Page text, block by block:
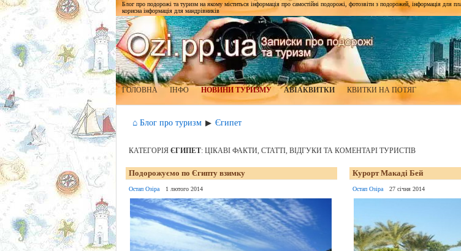
Блог про подорожі та туризм на якому міститься інформація про самостійні подорожі, фотозвіти з подорожей, інформація для
корисна інформація для мандрівників
ГОЛОВНА ІНФО НОВИНИ ТУРИЗМУ АВІАКВИТКИ КВИТКИ НА ПОТЯГ
⌂ Блог про туризм ▶ Єгипет
КАТЕГОРІЯ ЄГИПЕТ: ЦІКАВІ ФАКТИ, СТАТТІ, ВІДГУКИ ТА КОМЕНТАРІ ТУРИСТІВ
Подорожуємо по Єгипту взимку
Остап Озіра 1 лютого 2014
Курорт Макаді Бей
Остап Озіра 27 січня 2014